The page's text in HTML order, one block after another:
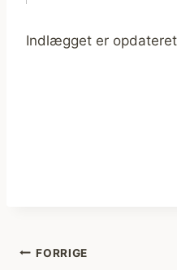
Indlægget er
FORRIGE